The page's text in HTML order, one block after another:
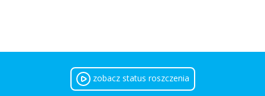
zobacz status roszczenia